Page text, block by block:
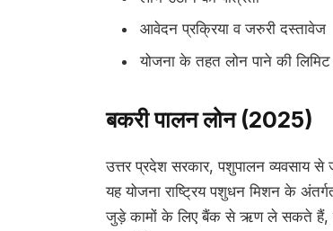
आवेदन प्रक्रिया व जरुरी दस्तावेज
योजना के तहत लोन पाने की लिमिट
बकरी पालन लोन (2025)
उत्तर प्रदेश सरकार, पशुपालन व्यवसाय से
यह योजना राष्ट्रिय पशुधन मिशन के
जुड़े कामों के लिए बैंक से ऋण ले सकते हैं,